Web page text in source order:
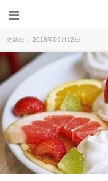
更新日： 2018年09月12日